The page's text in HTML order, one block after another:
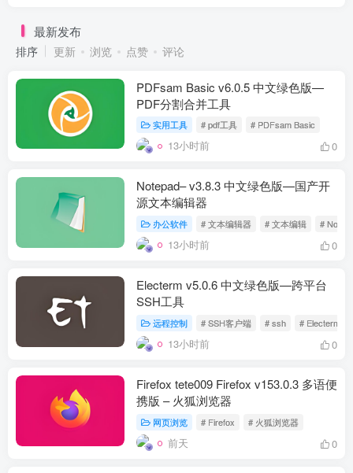
最新发布
排序 更新 浏览 点赞 评论
PDFsam Basic v6.0.5 中文绿色版—
PDF分割合并工具
实用工具 # pdf工具 # PDFsam Basic
13小时前 0
Notepad– v3.8.3 中文绿色版—国产开
源文本编辑器
办公软件 # 文本编辑器 # 文本编辑 #
13小时前 0
Electerm v5.0.6 中文绿色版—跨平台
SSH工具
远程控制 # SSH客户端 # ssh # Electerm
13小时前 0
Firefox tete009 Firefox v153.0.3 多语便
携版 – 火狐浏览器
网页浏览 # Firefox # 火狐浏览器
前天 0